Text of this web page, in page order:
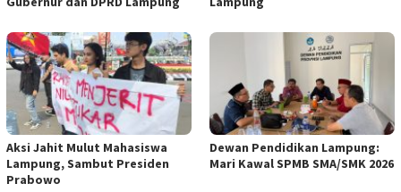
Aksi Jahit Mulut Mahasiswa
Lampung, Sambut Presiden
Prabowo
Dewan Pendidikan Lampung:
Mari Kawal SPMB SMA/SMK 2026